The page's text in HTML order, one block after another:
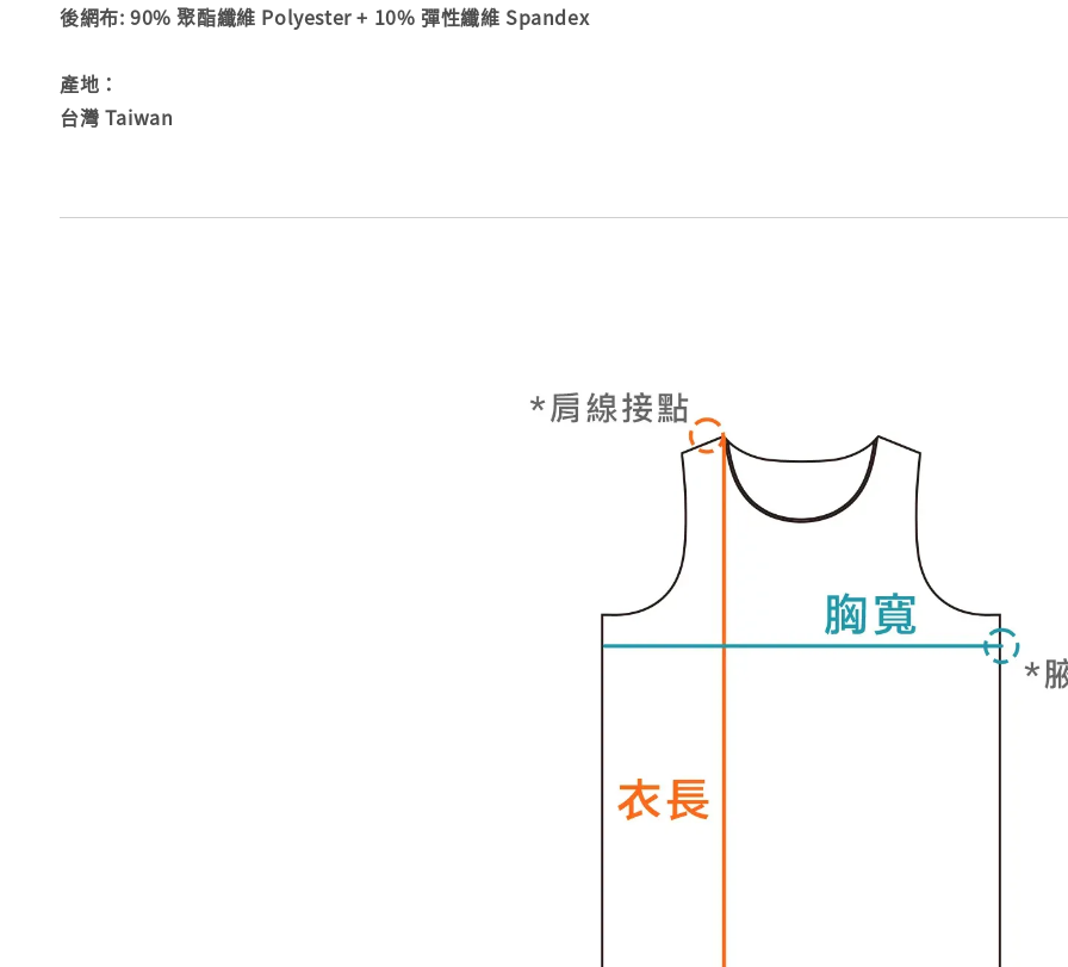
後網布: 90% 聚酯纖維 Polyester + 10% 彈性纖維 Spandex
產地：
台灣 Taiwan